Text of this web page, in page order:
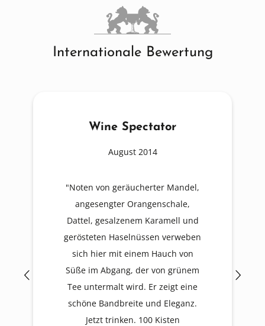
Internationale Bewertung
grünem
Robert Parker
"Der Rare Amontillado "Escuadrilla"
ist ein mittelgroßer,
bernsteinfarbener Wein mit einem
trockenen, nussigen Charakter und
ausgezeichnetem Griff."
90